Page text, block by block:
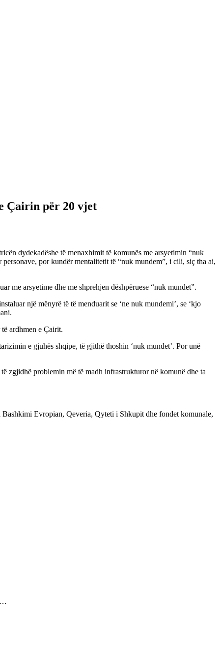
Çairin për 20 vjet
dydekadëshe të menaxhimit të komunës me arsyetimin “nuk
por kundër mentalitetit të “nuk mundem”, i cili, siç tha ai,
me arsyetime dhe me shprehjen dëshpëruese “nuk mundet”.
një mënyrë të të menduarit se ‘ne nuk mundemi’, se ‘kjo
ardhmen e Çairit.
e gjuhës shqipe, të gjithë thoshin ‘nuk mundet’. Por unë
zgjidhë problemin më të madh infrastrukturor në komunë dhe ta
Evropian, Qeveria, Qyteti i Shkupit dhe fondet komunale,